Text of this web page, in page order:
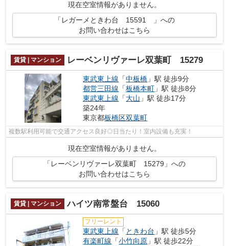
現在空室情報がありません。
「レガーメときわ台 15591 」への
お問い合わせはこちら
賃貸 | マンション レーベンリヴァーレ双葉町 15279
東武東上線 「中板橋 」駅 徒歩9分
都営三田線 「板橋本町 」駅 徒歩8分
東武東上線 「大山 」駅 徒歩17分
築24年
東京都板橋区双葉町
複数駅利用可能で交通アクセス良好◎日当たり！室内設備も充実！
現在空室情報がありません。
「レーベンリヴァーレ双葉町 15279」への
お問い合わせはこちら
賃貸 | マンション ハイツ南常盤台 15060
フリーレント
東武東上線 「 ときわ台 」駅 徒歩5分
有楽町線 「小竹向原 」駅 徒歩22分